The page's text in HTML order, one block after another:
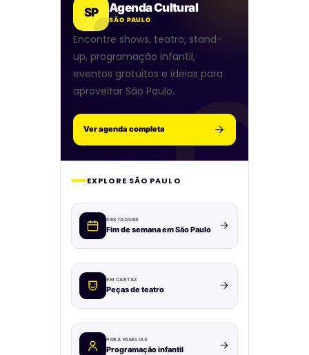
SP Agenda Cultural
SÃO PAULO
Encontre shows, teatro, stand-
up, programação infantil,
eventos gratuitos e ideias para
aproveitar São Paulo.
Ver agenda completa
EXPLORE SÃO PAULO
DESTAQUES
Fim de semana em São Paulo
EM CARTAZ
Peças de teatro
PARA FAMÍLIAS
Programação infantil